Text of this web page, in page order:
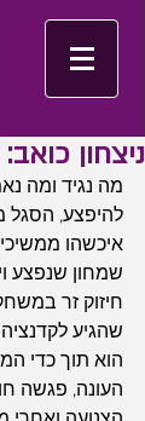
ניצחון כואב: 94:73 על גלבוע גליל
מה נגיד ומה
להיפצע,
איכשהו
שמחון שנפצע
חיזוק זר
שהגיע
הוא תוך כדי
העונה, פגשה